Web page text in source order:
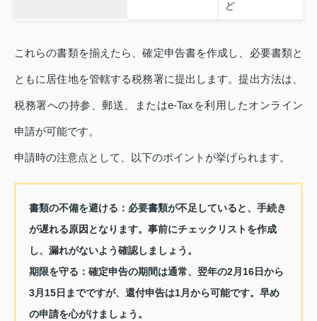
ど
これらの書類を揃えたら、確定申告書を作成し、必要書類と
ともに居住地を管轄する税務署に提出します。提出方法は、
税務署への持参、郵送、またはe-Taxを利用したオンライン
申請が可能です。
申請時の注意点として、以下のポイントが挙げられます。
書類の不備を避ける ：必要書類が不足していると、手続き
が遅れる原因となります。事前にチェックリストを作成
し、漏れがないよう確認しましょう。
期限を守る ：確定申告の期間は通常、翌年の2月16日から
3月15日までですが、還付申告は1月から可能です。早め
の申請を心がけましょう。